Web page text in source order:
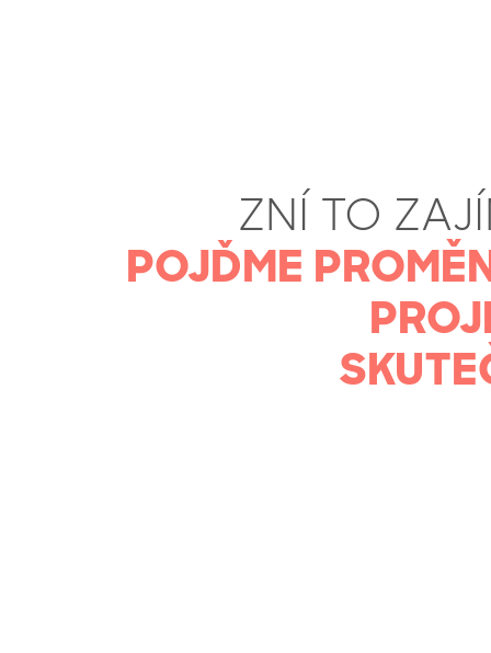
ZNÍ TO
POJĎME